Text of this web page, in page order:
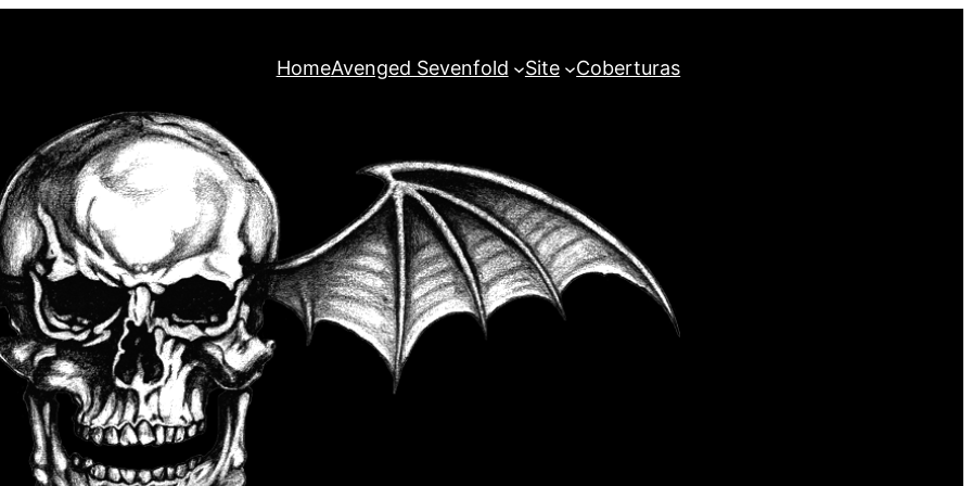
HomeAvenged Sevenfold Site Coberturas